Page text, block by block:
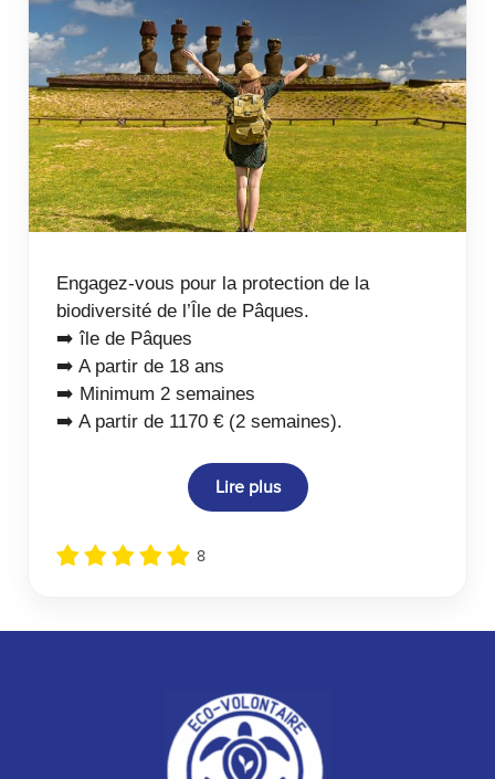
Engagez-vous pour la protection de la
biodiversité de l’Île de Pâques.
➡️ île de Pâques
➡️ A partir de 18 ans
➡️ Minimum 2 semaines
➡️ A partir de 1170 € (2 semaines).
Lire plus
8